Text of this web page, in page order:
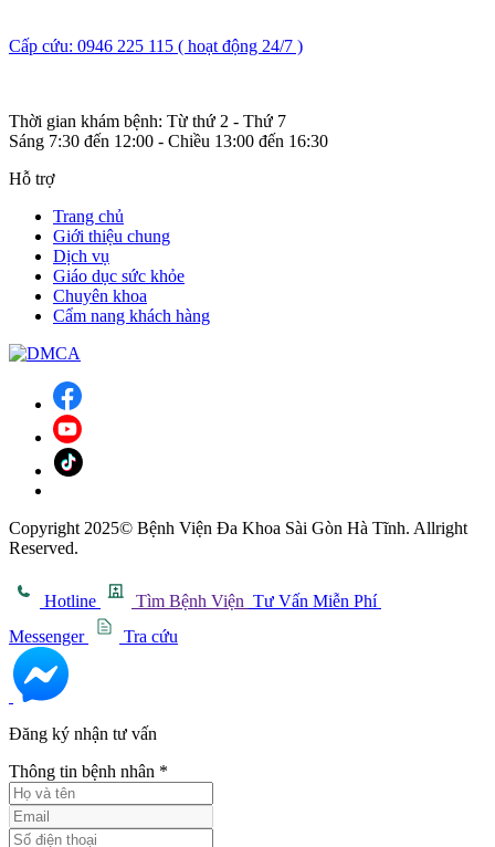
Cấp cứu: 0946 225 115 ( hoạt động 24/7 )
Thời gian khám bệnh: Từ thứ 2 - Thứ 7
Sáng 7:30 đến 12:00 - Chiều 13:00 đến 16:30
Hỗ trợ
Trang chủ
Giới thiệu chung
Dịch vụ
Giáo dục sức khỏe
Chuyên khoa
Cẩm nang khách hàng
Copyright 2025© Bệnh Viện Đa Khoa Sài Gòn Hà Tĩnh. Allright
Reserved.
Hotline Tìm Bệnh Viện Tư Vấn Miễn Phí
Messenger
Tra cứu
Đăng ký nhận tư vấn
Thông tin bệnh nhân *